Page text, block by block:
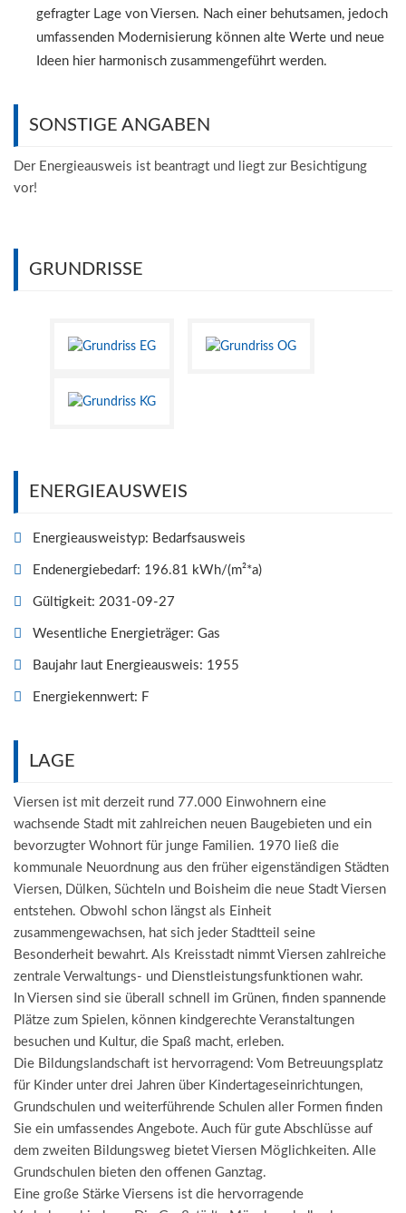
gefragter Lage von Viersen. Nach einer behutsamen, jedoch
umfassenden Modernisierung können alte Werte und neue
Ideen hier harmonisch zusammengeführt werden.
SONSTIGE ANGABEN
Der Energieausweis ist beantragt und liegt zur Besichtigung
vor!
GRUNDRISSE
ENERGIEAUSWEIS
Energieausweistyp: Bedarfsausweis
Endenergiebedarf: 196.81 kWh/(m²*a)
Gültigkeit: 2031-09-27
Wesentliche Energieträger: Gas
Baujahr laut Energieausweis: 1955
Energiekennwert: F
LAGE
Viersen ist mit derzeit rund 77.000 Einwohnern eine
wachsende Stadt mit zahlreichen neuen Baugebieten und ein
bevorzugter Wohnort für junge Familien. 1970 ließ die
kommunale Neuordnung aus den früher eigenständigen Städten
Viersen, Dülken, Süchteln und Boisheim die neue Stadt Viersen
entstehen. Obwohl schon längst als Einheit
zusammengewachsen, hat sich jeder Stadtteil seine
Besonderheit bewahrt. Als Kreisstadt nimmt Viersen zahlreiche
zentrale Verwaltungs- und Dienstleistungsfunktionen wahr.
In Viersen sind sie überall schnell im Grünen, finden spannende
Plätze zum Spielen, können kindgerechte Veranstaltungen
besuchen und Kultur, die Spaß macht, erleben.
Die Bildungslandschaft ist hervorragend: Vom Betreuungsplatz
für Kinder unter drei Jahren über Kindertageseinrichtungen,
Grundschulen und weiterführende Schulen aller Formen finden
Sie ein umfassendes Angebote. Auch für gute Abschlüsse auf
dem zweiten Bildungsweg bietet Viersen Möglichkeiten. Alle
Grundschulen bieten den offenen Ganztag.
Eine große Stärke Viersens ist die hervorragende